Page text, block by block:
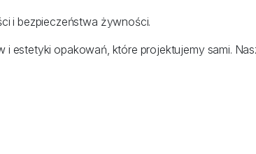
i bezpieczeństwa żywności.
estetyki opakowań, które projektujemy sami.